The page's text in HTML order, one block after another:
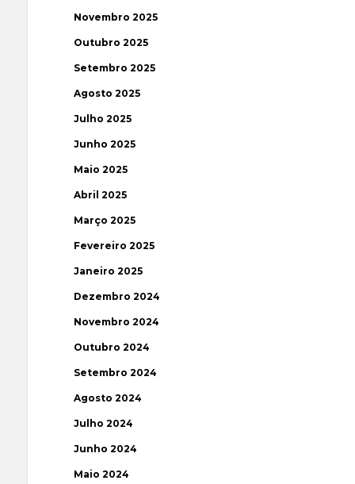
Novembro 2025
Outubro 2025
Setembro 2025
Agosto 2025
Julho 2025
Junho 2025
Maio 2025
Abril 2025
Março 2025
Fevereiro 2025
Janeiro 2025
Dezembro 2024
Novembro 2024
Outubro 2024
Setembro 2024
Agosto 2024
Julho 2024
Junho 2024
Maio 2024